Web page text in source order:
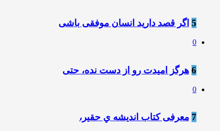
5 اگر قصد دارید انسان موفقی باشی
0
6 هرگز امیدت رو از دست نده، حتی
0
7 معرفی کتاب انديشه ي حقير،